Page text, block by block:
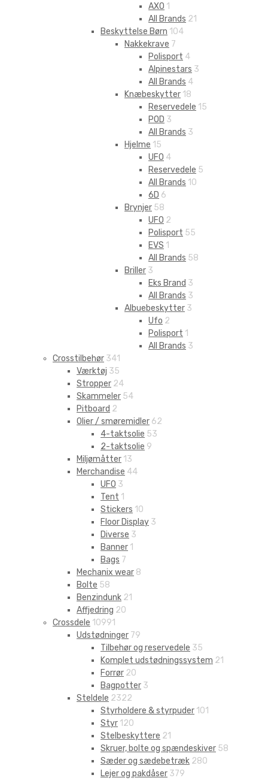
AXO 1
All Brands 21
Beskyttelse Børn 104
Nakkekrave 7
Polisport 4
Alpinestars 3
All Brands 4
Knæbeskytter 18
Reservedele 15
POD 3
All Brands 3
Hjelme 15
UFO 4
Reservedele 5
All Brands 10
6D 6
Brynjer 58
UFO 2
Polisport 55
EVS 1
All Brands 58
Briller 3
Eks Brand 3
All Brands 3
Albuebeskytter 3
Ufo 2
Polisport 1
All Brands 3
Crosstilbehør 341
Værktøj 35
Stropper 24
Skammeler 54
Pitboard 2
Olier / smøremidler 62
4-taktsolie 53
2-taktsolie 9
Miljømåtter 13
Merchandise 44
UFO 3
Tent 1
Stickers 10
Floor Display 3
Diverse 3
Banner 1
Bags 7
Mechanix wear 8
Bolte 58
Benzindunk 21
Affjedring 20
Crossdele 10991
Udstødninger 79
Tilbehør og reservedele 35
Komplet udstødningssystem 21
Forrør 20
Bagpotter 3
Steldele 2322
Styrholdere & styrpuder 101
Styr 120
Stelbeskyttere 21
Skruer, bolte og spændeskiver 58
Sæder og sædebetræk 280
Lejer og pakdåser 379